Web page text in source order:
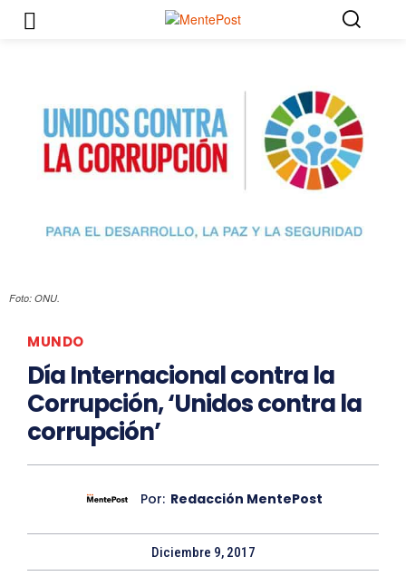
Foto: ONU.
MUNDO
Día Internacional contra la
Corrupción, ‘Unidos contra la
corrupción’
Por: Redacción MentePost
Diciembre 9, 2017